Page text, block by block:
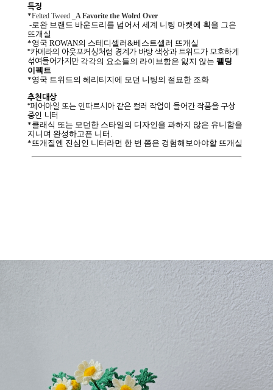
특징
*Felted Tweed _ A Favorite the Wolrd Over
-로완 브랜드 바운드리를 넘어서 세계 니팅 마켓에 획을 그은
뜨개실
*영국 ROWAN의 스테디셀러&베스트셀러 뜨개실
*카메라의 아웃포커싱처럼 경계가 바탕 색상과 트위드가 모호하게
섞여들어가지만 각각의 요소들의 라이브함은 잃지 않는 펠팅
이펙트
*영국 트위드의 헤리티지에 모던 니팅의 절묘한 조화
추천대상
*페어아일 또는 인따르시아 같은 컬러 작업이 들어간 작품을 구상
중인 니터
*클래식 또는 모던한 스타일의 디자인을 과하지 않은 유니함을
지니며 완성하고픈 니터.
*뜨개질엔 진심인 니터라면 한 번 쯤은 경험해보아야할 뜨개실